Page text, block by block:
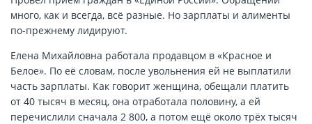
много, как и всегда, всё разные. Но зарплаты и алименты
по-прежнему лидируют.
Елена Михайловна работала продавцом в «Красное и
Белое». По её словам, после увольнения ей не выплатили
часть зарплаты. Как говорит женщина, обещали платить
от 40 тысяч в месяц, она отработала половину, а ей
перечислили сначала 2 800, а потом ещё около трёх тысяч